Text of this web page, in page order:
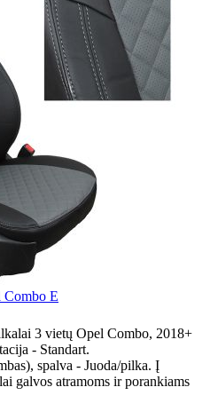
Combo E
3 vietų Opel Combo, 2018+
- Standart.
spalva - Juoda/pilka. Į
galvos atramoms ir porankiams